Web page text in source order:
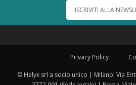
ISCRIVITI ALLA
Privacy Policy
© Helyx srl a socio unico | Milano: Via